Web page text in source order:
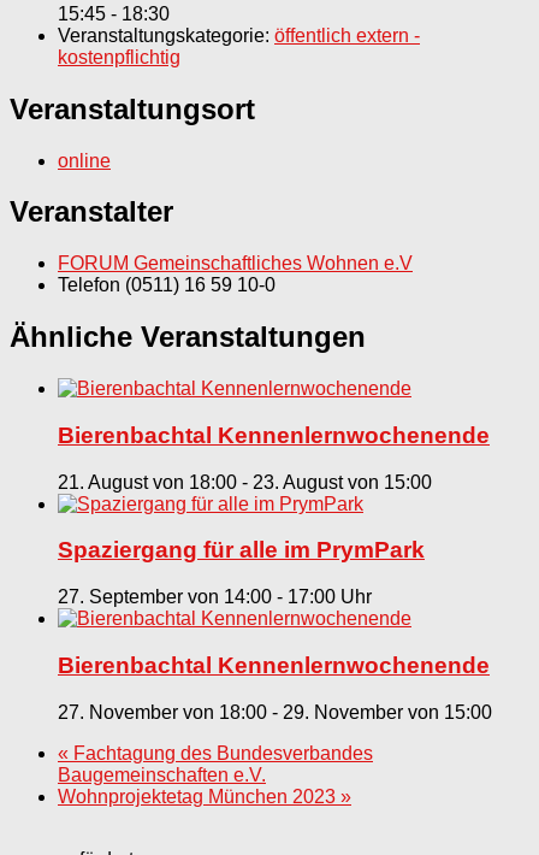
15:45 - 18:30
Veranstaltungskategorie: öffentlich extern -
kostenpflichtig
Veranstaltungsort
online
Veranstalter
FORUM Gemeinschaftliches Wohnen e.V
Telefon (0511) 16 59 10-0
Ähnliche Veranstaltungen
Bierenbachtal Kennenlernwochenende
21. August von 18:00 - 23. August von 15:00
Spaziergang für alle im PrymPark
27. September von 14:00 - 17:00
Bierenbachtal Kennenlernwochenende
27. November von 18:00 - 29. November von 15:00
« Fachtagung des Bundesverbandes
Baugemeinschaften e.V.
Wohnprojektetag München 2023 »